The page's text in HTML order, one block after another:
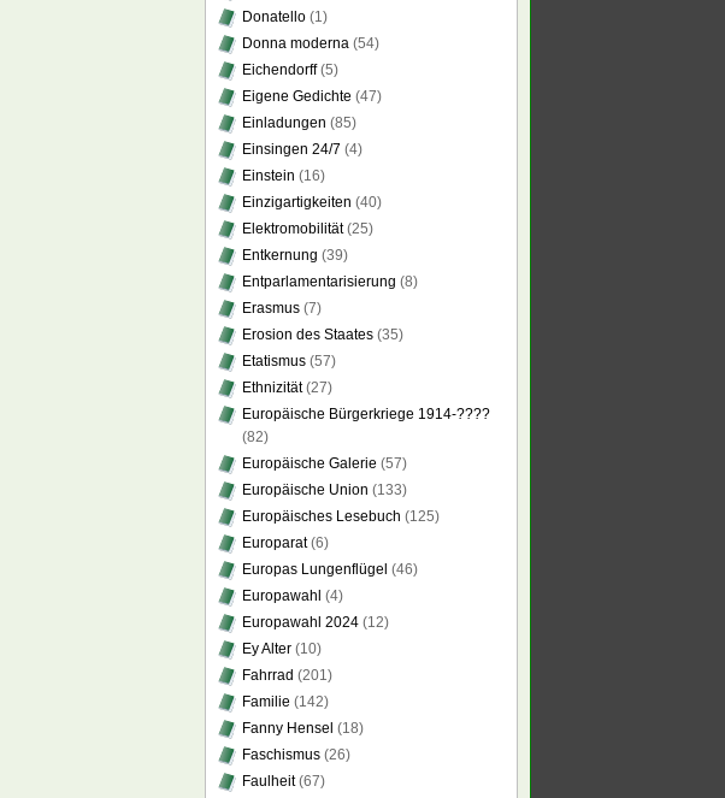
Donatello (1)
Donna moderna (54)
Eichendorff(5)
Eigene Gedichte (47)
Einladungen (85)
Einsingen 24/7 (4)
Einstein (16)
Einzigartigkeiten (40)
Elektromobilität(25)
Entkernung (39)
Entparlamentarisierung (8)
Erasmus (7)
Erosion des Staates (35)
Etatismus (57)
Ethnizität(27)
Europäische Bürgerkriege 1914-????
(82)
Europäische Galerie (57)
Europäische Union (133)
Europäisches Lesebuch (125)
Europarat(6)
Europas Lungenflügel (46)
Europawahl (4)
Europawahl 2024 (12)
Ey Alter (10)
Fahrrad (201)
Familie (142)
Fanny Hensel (18)
Faschismus (26)
Faulheit(67)